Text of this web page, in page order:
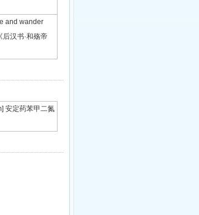
and wander
汉书·和殇帝
安定药苯甲二氮